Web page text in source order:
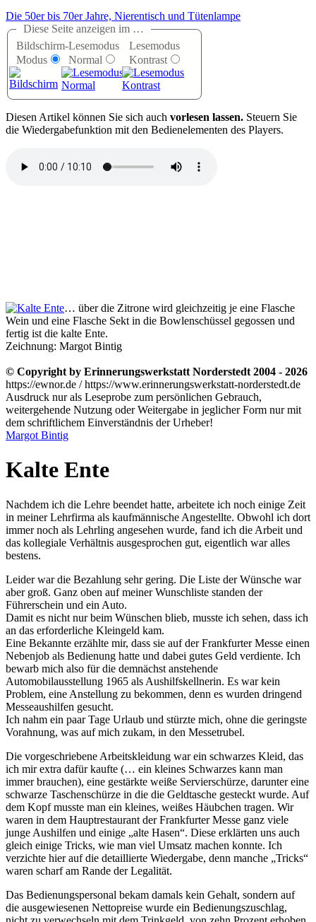
Die 50er bis 70er Jahre, Nierentisch und Tütenlampe
Diese Seite anzeigen im …
Bildschirm-
Modus
Lesemodus
Normal
Lesemodus
Kontrast
Diesen Artikel können Sie sich auch vorlesen lassen. Steuern Sie
die Wiedergabefunktion mit den Bedienelementen des Players.
… über die Zitrone wird gleichzeitig je eine Flasche
Wein und eine Flasche Sekt in die Bowlenschüssel gegossen und
fertig ist die kalte Ente.
Zeichnung: Margot Bintig
© Copyright by Erinnerungswerkstatt Norderstedt 2004 - 2026
https://ewnor.de / https://www.erinnerungswerkstatt-norderstedt.de
Ausdruck nur als Leseprobe zum persönlichen Gebrauch,
weitergehende Nutzung oder Weitergabe in jeglicher Form nur mit
dem schriftlichem Einverständnis der Urheber!
Margot Bintig
Kalte Ente
Nachdem ich die Lehre beendet hatte, arbeitete ich noch einige Zeit
in meiner Lehrfirma als kaufmännische Angestellte. Obwohl ich dort
immer noch als Lehrling angesehen wurde, fand ich die Arbeit und
das kollegiale Verhältnis ausgesprochen gut, eigentlich war alles
bestens.
Leider war die Bezahlung sehr gering. Die Liste der Wünsche war
aber groß. Ganz oben auf meiner Wunschliste standen der
Führerschein und ein Auto.
Damit es nicht nur beim Wünschen blieb, musste ich sehen, dass ich
an das erforderliche Kleingeld kam.
Eine Bekannte erzählte mir, dass sie auf der Frankfurter Messe einen
Nebenjob als Bedienung hatte und dabei gutes Geld verdiente. Ich
bewarb mich also für die demnächst anstehende
Automobilausstellung 1965 als Aushilfskellnerin. Es war kein
Problem, eine Anstellung zu bekommen, denn es wurden dringend
Messeaushilfen gesucht.
Ich nahm ein paar Tage Urlaub und stürzte mich, ohne die geringste
Vorahnung, was auf mich zukam, in den Messetrubel.
Die vorgeschriebene Arbeitskleidung war ein schwarzes Kleid, das
ich mir extra dafür kaufte (… ein kleines Schwarzes kann man
immer brauchen), eine gestärkte weiße Servierschürze, darunter eine
schwarze Taschenschürze in die die Geldtasche gesteckt wurde. Auf
dem Kopf musste man ein kleines, weißes Häubchen tragen. Wir
waren in dem Hauptrestaurant der Frankfurter Messe ganz viele
junge Aushilfen und einige
alte Hasen . Diese erklärten uns auch
gleich einige Tricks, wie man viel Umsatz machen konnte. Ich
verzichte hier auf die detaillierte Wiedergabe, denn manche
Tricks
waren scharf am Rande der Legalität.
Das Bedienungspersonal bekam damals kein Gehalt, sondern auf
die ausgewiesenen Nettopreise wurde ein Bedienungszuschlag,